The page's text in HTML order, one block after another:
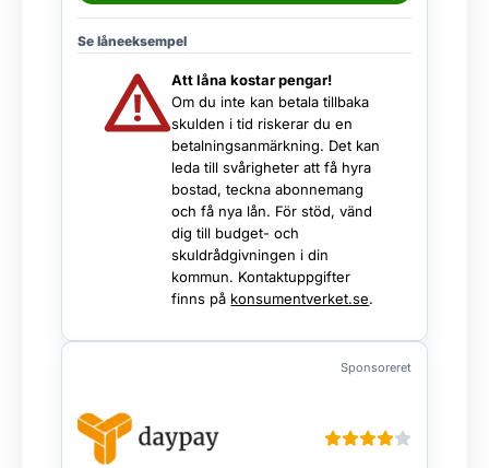
Se låneeksempel
Att låna kostar pengar!
Om du inte kan betala tillbaka
skulden i tid riskerar du en
betalningsanmärkning. Det kan
leda till svårigheter att få hyra
bostad, teckna abonnemang
och få nya lån. För stöd, vänd
dig till budget- och
skuldrådgivningen i din
kommun. Kontaktuppgifter
finns på konsumentverket.se.
Sponsoreret